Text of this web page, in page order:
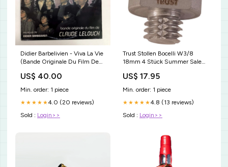
Didier Barbelivien - Viva La Vie
(Bande Originale Du Film De
US$ 40.00
Min. order: 1 piece
★★★★★4.0 (20 reviews)
Sold : Login>>
Trust Stollen Bocelli W3/8
18mm 4 Stück Summer Sale
US$ 17.95
Min. order: 1 piece
★★★★★4.8 (13 reviews)
Sold : Login>>